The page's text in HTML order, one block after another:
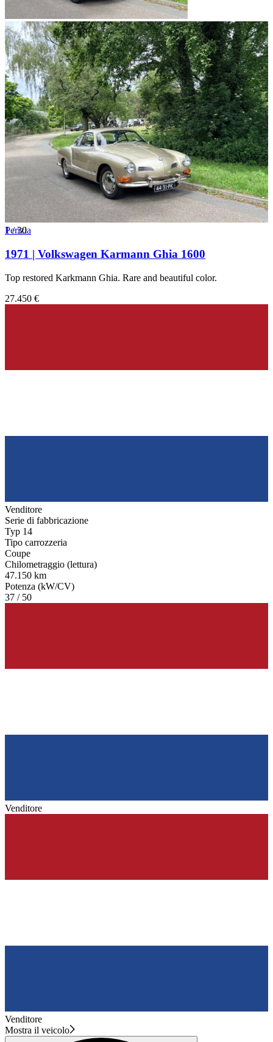
1/30
Perizia
1971 | Volkswagen Karmann Ghia 1600
Top restored Karkmann Ghia. Rare and beautiful color.
27.450 €
Venditore
Serie di fabbricazione
Typ 14
Tipo carrozzeria
Coupe
Chilometraggio (lettura)
47.150 km
Potenza (kW/CV)
37 / 50
Venditore
Venditore
Mostra il veicolo